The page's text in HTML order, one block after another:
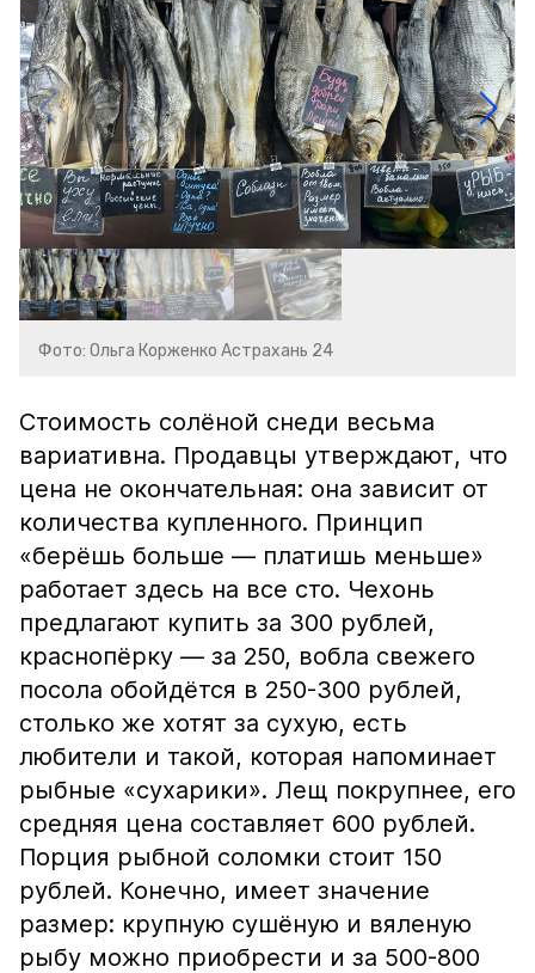
Фото: Ольга Корженко Астрахань 24
Стоимость солёной снеди весьма
вариативна. Продавцы утверждают, что
цена не окончательная: она зависит от
количества купленного. Принцип
«берёшь больше — платишь меньше»
работает здесь на все сто. Чехонь
предлагают купить за 300 рублей,
краснопёрку — за 250, вобла свежего
посола обойдётся в 250-300 рублей,
столько же хотят за сухую, есть
любители и такой, которая напоминает
рыбные «сухарики». Лещ покрупнее, его
средняя цена составляет 600 рублей.
Порция рыбной соломки стоит 150
рублей. Конечно, имеет значение
размер: крупную сушёную и вяленую
рыбу можно приобрести и за 500-800